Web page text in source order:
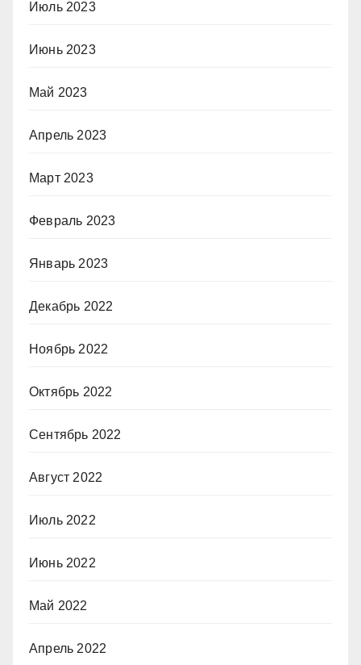
Июль 2023
Июнь 2023
Май 2023
Апрель 2023
Март 2023
Февраль 2023
Январь 2023
Декабрь 2022
Ноябрь 2022
Октябрь 2022
Сентябрь 2022
Август 2022
Июль 2022
Июнь 2022
Май 2022
Апрель 2022